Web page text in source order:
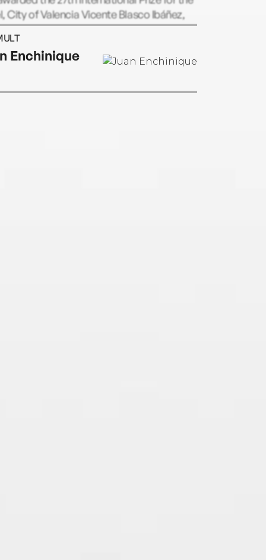
City of Valencia Vicente Blasco Ibáñez,
making him a public and critical success.
Enchinique